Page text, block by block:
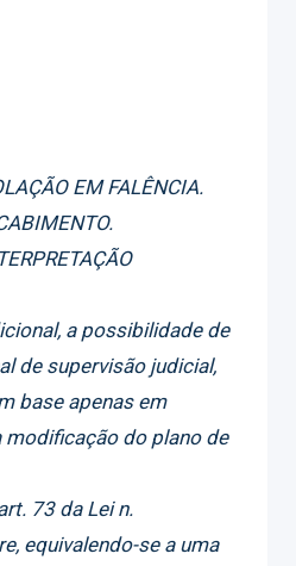
EM FALÊNCIA.
a possibilidade de
de supervisão judicial,
base apenas em
modificação do plano de
73 da Lei n.
equivalendo-se a uma